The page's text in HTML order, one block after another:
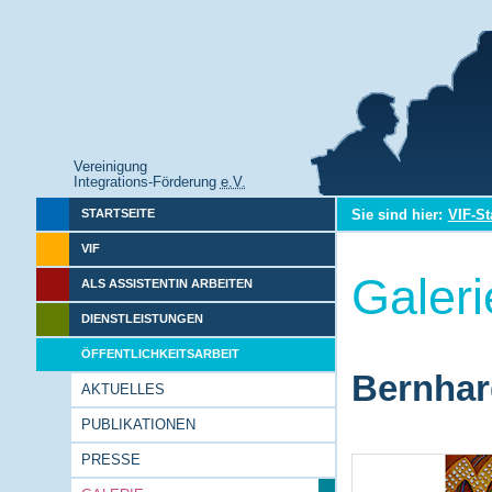
Vereinigung
Integrations-Förderung e.V.
STARTSEITE
VIF
ALS ASSISTENTIN ARBEITEN
DIENSTLEISTUNGEN
ÖFFENTLICHKEITSARBEIT
AKTUELLES
PUBLIKATIONEN
PRESSE
Sie sind hier: VIF-